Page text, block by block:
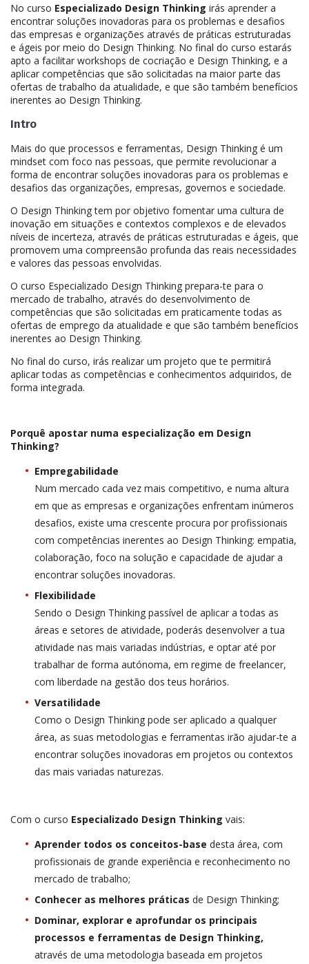
No curso Especializado Design Thinking irás aprender a
encontrar soluções inovadoras para os problemas e desafios
das empresas e organizações através de práticas estruturadas
e ágeis por meio do Design Thinking. No final do curso estarás
apto a facilitar workshops de cocriação e Design Thinking, e a
aplicar competências que são solicitadas na maior parte das
ofertas de trabalho da atualidade, e que são também benefícios
inerentes ao Design Thinking.
Intro
Mais do que processos e ferramentas, Design Thinking é um
mindset com foco nas pessoas, que permite revolucionar a
forma de encontrar soluções inovadoras para os problemas e
desafios das organizações, empresas, governos e sociedade.
O Design Thinking tem por objetivo fomentar uma cultura de
inovação em situações e contextos complexos e de elevados
níveis de incerteza, através de práticas estruturadas e ágeis, que
promovem uma compreensão profunda das reais necessidades
e valores das pessoas envolvidas.
O curso Especializado Design Thinking prepara-te para o
mercado de trabalho, através do desenvolvimento de
competências que são solicitadas em praticamente todas as
ofertas de emprego da atualidade e que são também benefícios
inerentes ao Design Thinking.
No final do curso, irás realizar um projeto que te permitirá
aplicar todas as competências e conhecimentos adquiridos, de
forma integrada.
Porquê apostar numa especialização em Design
Thinking?
Empregabilidade
Num mercado cada vez mais competitivo, e numa altura
em que as empresas e organizações enfrentam inúmeros
desafios, existe uma crescente procura por profissionais
com competências inerentes ao Design Thinking: empatia,
colaboração, foco na solução e capacidade de ajudar a
encontrar soluções inovadoras.
Flexibilidade
Sendo o Design Thinking passível de aplicar a todas as
áreas e setores de atividade, poderás desenvolver a tua
atividade nas mais variadas indústrias, e optar até por
trabalhar de forma autónoma, em regime de freelancer,
com liberdade na gestão dos teus horários.
Versatilidade
Como o Design Thinking pode ser aplicado a qualquer
área, as suas metodologias e ferramentas irão ajudar-te a
encontrar soluções inovadoras em projetos ou contextos
das mais variadas naturezas.
Com o curso Especializado Design Thinking vais:
Aprender todos os conceitos-base desta área, com
profissionais de grande experiência e reconhecimento no
mercado de trabalho;
Conhecer as melhores práticas de Design Thinking;
Dominar, explorar e aprofundar os principais
processos e ferramentas de Design Thinking,
através de uma metodologia baseada em projetos